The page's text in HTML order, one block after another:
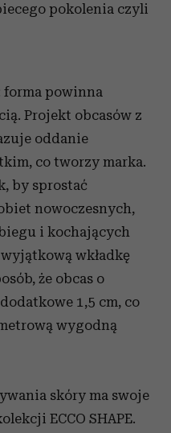
pokolenia czyli
forma powinna
Projekt obcasów z
oddanie
co tworzy marka.
by sprostać
nowoczesnych,
i kochających
wkładkę
że obcas o
1,5 cm, co
wygodną
skóry ma swoje
ECCO SHAPE.